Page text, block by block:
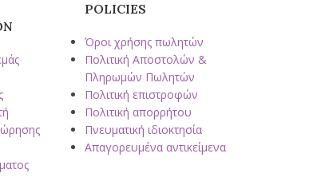
POLICIES
Όροι χρήσης πωλητών
Πολιτική Αποστολών &
Πληρωμών Πωλητών
Πολιτική επιστροφών
Πολιτική απορρήτου
Πνευματική ιδιοκτησία
Απαγορευμένα αντικείμενα